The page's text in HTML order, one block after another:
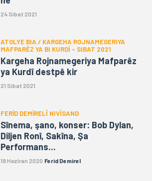
24 Sibat 2021
ATOLYE BIA / KARGEHA ROJNAMEGERIYA
MAFPARÊZ YA BI KURDÎ – SIBAT 2021
Kargeha Rojnamegeriya Mafparêz
ya Kurdî destpê kir
21 Sibat 2021
FERİD DEMİRELÎ NIVÎSAND
Sînema, şano, konser: Bob Dylan,
Diljen Ronî, Sakîna, Şa
Performans...
19 Hezîran 2020 Ferid Demirel